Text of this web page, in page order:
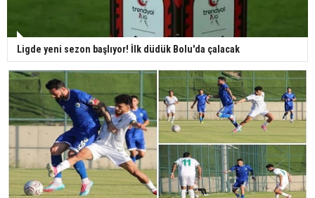
Ligde yeni sezon başlıyor! İlk düdük Bolu'da çalacak